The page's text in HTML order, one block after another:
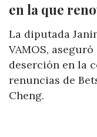
en la que
La diputada
VAMOS,
deserción en la
renuncias de
Cheng.